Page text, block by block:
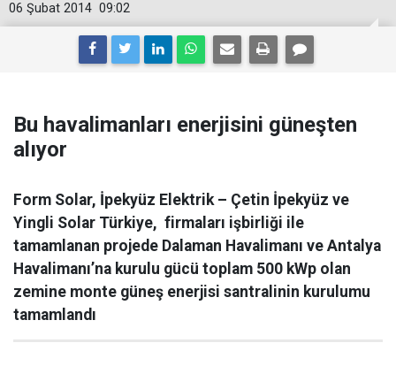
09:02
06 Şubat 2014
Bu havalimanları enerjisini güneşten
alıyor
Form Solar, İpekyüz Elektrik – Çetin İpekyüz ve
Yingli Solar Türkiye, firmaları işbirliği ile
tamamlanan projede Dalaman Havalimanı ve Antalya
Havalimanı’na kurulu gücü toplam 500 kWp olan
zemine monte güneş enerjisi santralinin kurulumu
tamamlandı